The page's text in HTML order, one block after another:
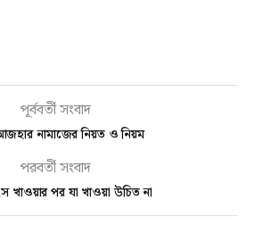
পূর্ববর্তী সংবাদ
নামাজের নিয়ত ও নিয়ম
পরবর্তী সংবাদ
খাওয়ার পর যা খাওয়া উচিত না